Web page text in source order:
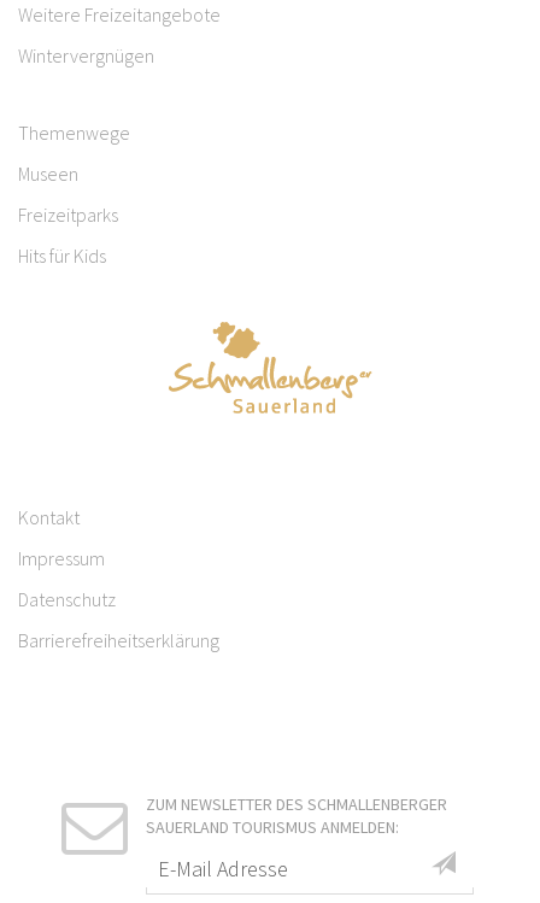
Weitere Freizeitangebote
Wintervergnügen
Themenwege
Museen
Freizeitparks
Hits für Kids
Kontakt
Impressum
Datenschutz
Barrierefreiheitserklärung
ZUM NEWSLETTER DES SCHMALLENBERGER
SAUERLAND TOURISMUS ANMELDEN: